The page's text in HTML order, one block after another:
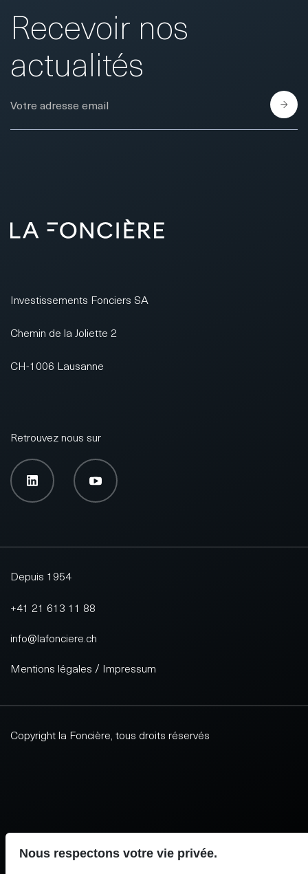
Recevoir nos
actualités
E-Mail
Investissements Fonciers SA
Chemin de la Joliette 2
CH-1006 Lausanne
Retrouvez nous sur
Depuis 1954
+41 21 613 11 88
info@lafonciere.ch
Mentions légales / Impressum
Copyright la Foncière, tous droits réservés
Site par Antistatique
Nous respectons votre vie privée.